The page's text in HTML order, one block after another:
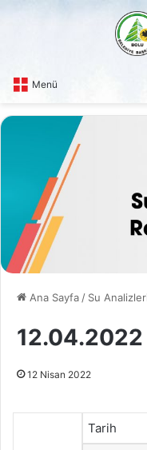
Menü
Ana Sayfa / Su Analizleri
12.04.2022
12 Nisan 2022
Tarih